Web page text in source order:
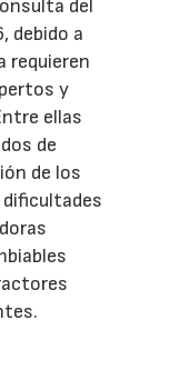
del
debido a
requieren
y
ellas
de
de los